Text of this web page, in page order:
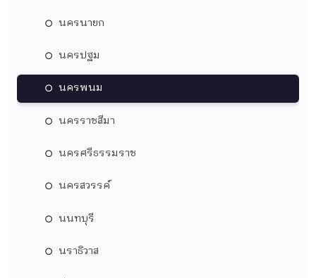
นครนายก
นครปฐม
นครพนม
นครราชสีมา
นครศรีธรรมราช
นครสวรรค์
นนทบุรี
นราธิวาส